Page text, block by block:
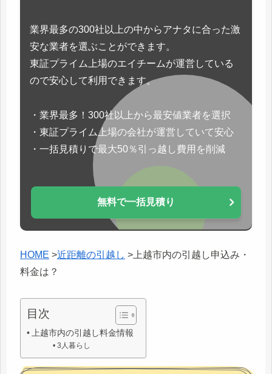
業界最多の300社以上の中からアナタに合った激
安な業者を選ぶことができます。
東証プライム上場のエイチームが運営している
ので安心して利用できます。
・業界最多！300社以上から最安値業者を選択
・東証プライム上場の会社が運営していて安心
・一括見積りで最大50％引っ越し費用を削減
無料で一括見積り
HOME >近距離の引越し > 上越市内の引越し申込み・
料金は？
目次
上越市内の引越し料金情報
3人暮らし